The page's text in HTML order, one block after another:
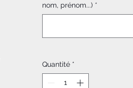
nom, prénom...) *
Quantité *